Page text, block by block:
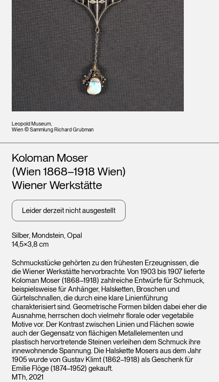
Leopold Museum,
Wien © Sammlung Richard Grubman
Silber, Mondstein, Opal
14,5×3,8 cm
Künstler*innen
Koloman Moser
(Wien 1868–1918 Wien)
Wiener Werkstätte
Leider derzeit nicht ausgestellt
Schmuckstücke gehörten zu den frühesten Erzeugnissen, die
die Wiener Werkstätte hervorbrachte. Von 1903 bis 1907 lieferte
Koloman Moser (1868–1918) zahlreiche Entwürfe für Schmuck,
beispielsweise für Anhänger, Halsketten, Broschen und
Gürtelschnallen, die durch eine klare Linienführung
charakterisiert sind. Geometrische Formen bilden dabei eher die
Ausnahme, herrschen doch vielmehr florale oder vegetabile
Motive vor. Der Kontrast zwischen Linien und Flächen sowie
auch der Gegensatz von flächigen Metallelementen und
plastisch hervortretende Steinen verleihen dem Schmuck ihre
innewohnende Spannung. Die Halskette Mosers aus dem Jahr
1905 wurde von Gustav Klimt (1862–1918) als Geschenk für
Emilie Flöge (1874–1952) gekauft.
MTh, 2021